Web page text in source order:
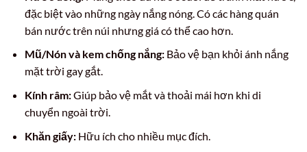
đặc biệt vào những ngày nắng nóng. Có các hàng quán
bán nước trên núi nhưng giá có thể cao hơn.
Mũ/Nón và kem chống nắng:Bảo vệ bạn khỏi ánh nắng
mặt trời gay gắt.
Kính râm:Giúp bảo vệ mắt và thoải mái hơn khi di
chuyển ngoài trời.
Khăn giấy:Hữu ích cho nhiều mục đích.